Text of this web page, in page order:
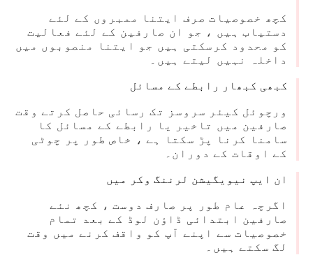
کچھ خصوصیات صرف ایتنا ممبروں کے لئے
دستیاب ہیں ، جو ان صارفین کے لئے فعالیت
کو محدود کرسکتی ہیں جو ایتنا منصوبوں میں
داخلہ نہیں لیتے ہیں۔
کبھی کبھار رابطے کے مسائل
ورچوئل کیئر سروسز تک رسائی حاصل کرتے وقت
صارفین میں تاخیر یا رابطے کے مسائل کا
سامنا کرنا پڑ سکتا ہے ، خاص طور پر چوٹی
کے اوقات کے دوران۔
ان ایپ نیویگیشن لرننگ وکر میں
اگرچہ عام طور پر صارف دوست ، کچھ نئے
صارفین ابتدائی ڈاؤن لوڈ کے بعد تمام
خصوصیات سے اپنے آپ کو واقف کرنے میں وقت
لگ سکتے ہیں۔